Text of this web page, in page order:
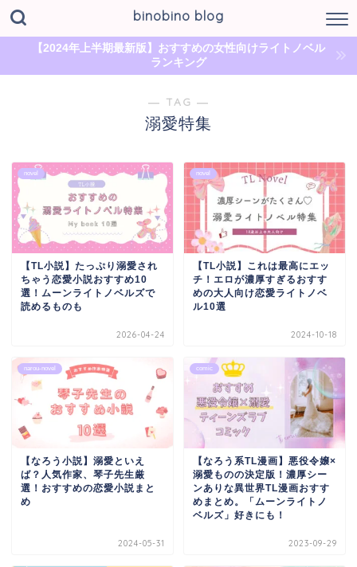
binobino blog
【2024年上半期最新版】おすすめの女性向けライトノベル
ランキング
― TAG ―
溺愛特集
novel
【TL小説】たっぷり溺愛され
ちゃう恋愛小説おすすめ10
選！ムーンライトノベルズで
読めるものも
2026-04-24
novel
【TL小説】これは最高にエッ
チ！エロが濃厚すぎるおすす
めの大人向け恋愛ライトノベ
ル10選
2024-10-18
narou-novel
【なろう小説】溺愛といえ
ば？人気作家、琴子先生厳
選！おすすめの恋愛小説まと
め
2024-05-31
comic
【なろう系TL漫画】悪役令嬢×
溺愛ものの決定版！濃厚シー
ンありな異世界TL漫画おすす
めまとめ。「ムーンライトノ
ベルズ」好きにも！
2023-09-29